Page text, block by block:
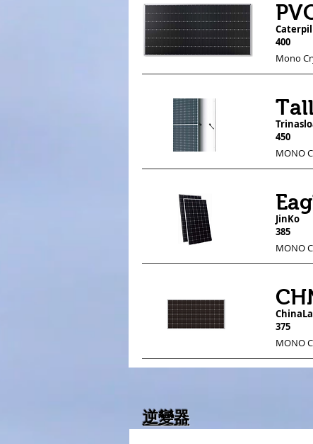
400
Mono
450
MONO
JinKo
385
MONO
375
MONO
逆變器